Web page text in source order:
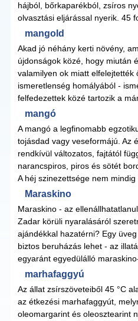
hájból, bőrkaparékból, zsíros
olvasztási eljárással nyerik. 45
mangold
Akad jó néhány kerti növény,
újdonságok közé, hogy miután
valamilyen ok miatt
ismeretlenség homályából -
felfedezettek közé tartozik a
mangó
A mangó a legfinomabb
tojásdad vagy veseformájú. Az
rendkívül változatos, fajtától
narancspiros, piros és sötét
A héj szinezettsége nem mindig
Maraskino
Maraskino - az
Zadar körüli nyaralásáról
ajándékkal hazatérni? Egy
biztos beruházás lehet - az
egyaránt egyedülálló maraskino-
marhafaggyú
Az állat zsírszöveteiből 45 °C
az étkezési marhafaggyút,
oleomargarint és oleosztearint